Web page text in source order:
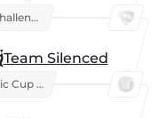
Bell Esports Challenge 2026
Team Silenced
Blizzard Classic Cup 2026